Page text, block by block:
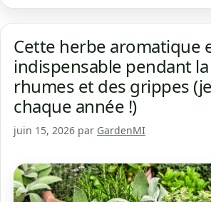
Cette herbe aromatique
indispensable pendant
rhumes et des grippes
chaque année !)
juin 15, 2026 par GardenMI